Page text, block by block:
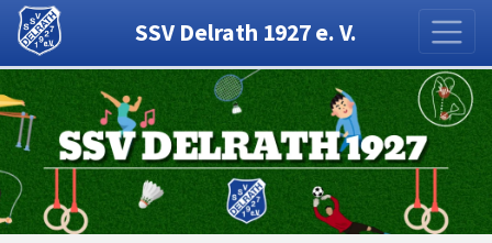
SSV Delrath 1927 e. V.